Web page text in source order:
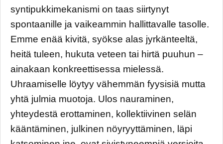
syntipukkimekanismi on taas siirtynyt
spontaanille ja vaikeammin hallittavalle tasolle.
Emme enää kivitä, syökse alas jyrkänteeltä,
heitä tuleen, hukuta veteen tai hirtä puuhun –
ainakaan konkreettisessa mielessä.
Uhraamiselle löytyy vähemmän fyysisiä mutta
yhtä julmia muotoja. Ulos nauraminen,
yhteydestä erottaminen, kollektiivinen selän
kääntäminen, julkinen nöyryyttäminen, läpi